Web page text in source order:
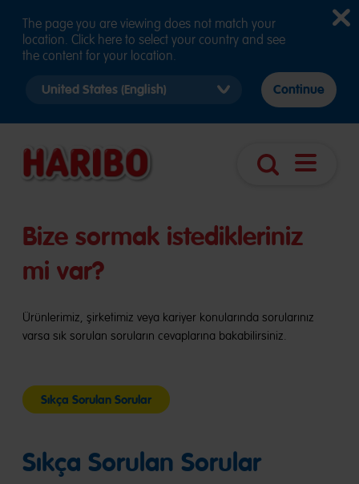
Bize sormak istedikleriniz
mi var?
Ürünlerimiz, şirketimiz veya kariyer konularında sorularınız
varsa sık sorulan soruların cevaplarına bakabilirsiniz.
Sıkça Sorulan Sorular
Sıkça Sorulan Sorular
The page you are viewing does not match your
location. Click here to select your country and see
the content for your location.
country
Continue